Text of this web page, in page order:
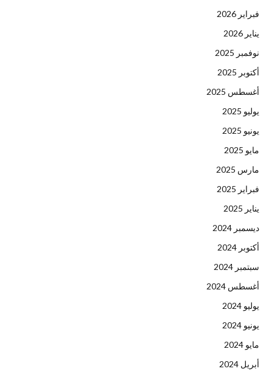
فبراير 2026
يناير 2026
نوفمبر 2025
أكتوبر 2025
أغسطس 2025
يوليو 2025
يونيو 2025
مايو 2025
مارس 2025
فبراير 2025
يناير 2025
ديسمبر 2024
أكتوبر 2024
سبتمبر 2024
أغسطس 2024
يوليو 2024
يونيو 2024
مايو 2024
أبريل 2024